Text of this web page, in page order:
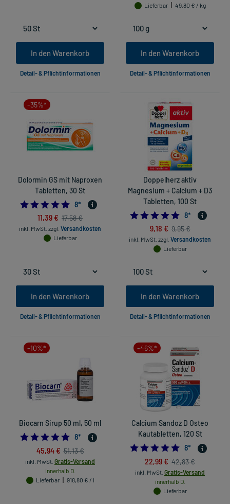
In den Warenkorb
Detail- & Pflichtinformationen
Lieferbar
49,80 € / kg
In den Warenkorb
Detail- & Pflichtinformationen
-35%*
Dolormin GS mit Naproxen
Tabletten, 30 St
4.75
8*
11,39 € 17,58 €
inkl. MwSt. zzgl. Versandkosten
Lieferbar
In den Warenkorb
Detail- & Pflichtinformationen
Doppelherz aktiv
Magnesium + Calcium + D3
Tabletten, 100 St
4.875
8*
9,18 € 9,95 €
inkl. MwSt. zzgl. Versandkosten
Lieferbar
In den Warenkorb
Detail- & Pflichtinformationen
-10%*
Biocarn Sirup 50 ml, 50 ml
5.0
8*
45,94 € 51,13 €
inkl. MwSt. Gratis-Versand
innerhalb D.
Lieferbar
918,80 € / l
-46%*
Calcium Sandoz D Osteo
Kautabletten, 120 St
4.75
8*
22,99 € 42,83 €
inkl. MwSt. Gratis-Versand
innerhalb D.
Lieferbar